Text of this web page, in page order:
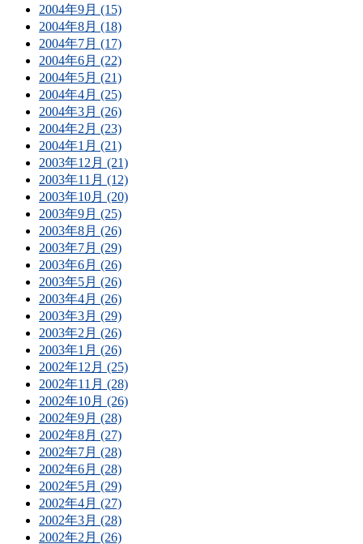
2004年9月 (15)
2004年8月 (18)
2004年7月 (17)
2004年6月 (22)
2004年5月 (21)
2004年4月 (25)
2004年3月 (26)
2004年2月 (23)
2004年1月 (21)
2003年12月 (21)
2003年11月 (12)
2003年10月 (20)
2003年9月 (25)
2003年8月 (26)
2003年7月 (29)
2003年6月 (26)
2003年5月 (26)
2003年4月 (26)
2003年3月 (29)
2003年2月 (26)
2003年1月 (26)
2002年12月 (25)
2002年11月 (28)
2002年10月 (26)
2002年9月 (28)
2002年8月 (27)
2002年7月 (28)
2002年6月 (28)
2002年5月 (29)
2002年4月 (27)
2002年3月 (28)
2002年2月 (26)